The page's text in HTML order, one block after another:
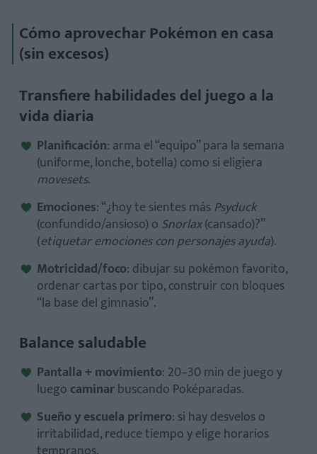
Cómo aprovechar Pokémon en casa
(sin excesos)
Transfiere habilidades del juego a la
vida diaria
Planificación: arma el “equipo” para la semana
(uniforme, lonche, botella) como si eligiera
movesets.
Emociones: “¿hoy te sientes más Psyduck
(confundido/ansioso) o Snorlax(cansado)?”
(etiquetar emociones con personajes ayuda).
Motricidad/foco: dibujar su pokémon favorito,
ordenar cartas por tipo, construir con bloques
“la base del gimnasio”.
Balance saludable
Pantalla + movimiento: 20–30 min de juego y
luego caminarbuscando Poképaradas.
Sueño y escuela primero: si hay desvelos o
irritabilidad, reduce tiempo y elige horarios